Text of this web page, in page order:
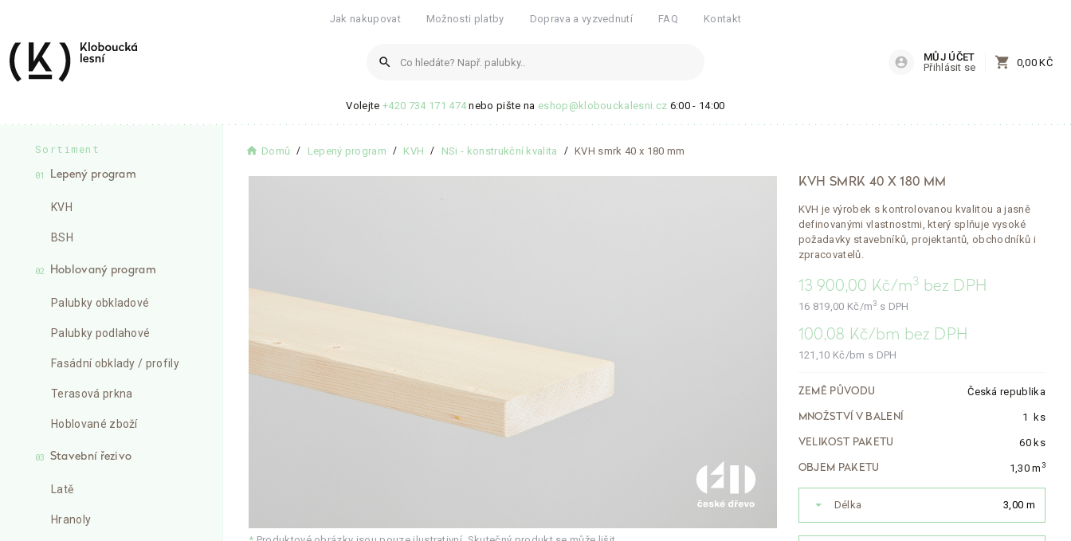
Jak nakupovat Možnosti platby Doprava a vyzvednutí FAQ Kontakt
search
Produkty
Žádné produkty nenalezeny
account_circle
MŮJ ÚČET
Přihlásit se
shopping_cart 0,00 KČ
Volejte+420 734 171 474nebo pište na eshop@klobouckalesni.cz 6:00 - 14:00
Sortiment
01 Lepený program
KVH
BSH
02 Hoblovaný program
Palubky obkladové
Palubky podlahové
Fasádní obklady / profily
Terasová prkna
Hoblované zboží
03 Stavební řezivo
Latě
Hranoly
home Domů Lepený program KVH NSi - konstrukční kvalita KVH smrk 40 x 180 mm
KVH SMRK 40 X 180 MM
KVH je výrobek s kontrolovanou kvalitou a jasně
definovanými vlastnostmi, který splňuje vysoké
požadavky stavebníků, projektantů, obchodníků i
zpracovatelů.
13 900,00 Kč/m3 bez DPH
16 819,00 Kč/m3 s DPH
100,08 Kč/bm bez DPH
121,10 Kč/bm s DPH
ZEMĚ PŮVODU Česká republika
MNOŽSTVÍ V BALENÍ 1 ks
VELIKOST PAKETU 60 ks
OBJEM PAKETU 1,30 m3
Délka 3,00 m